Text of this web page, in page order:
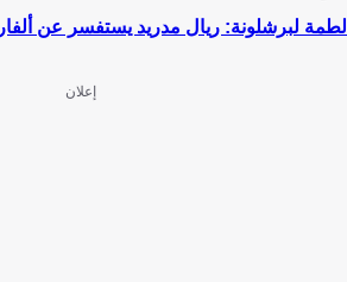
لطمة لبرشلونة: ريال مدريد يستفسر عن
إعلان